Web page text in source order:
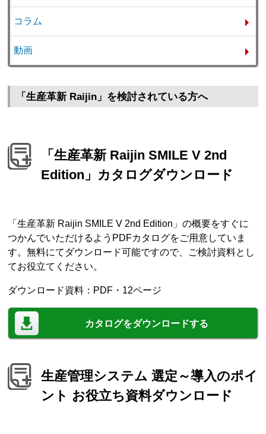
コラム
動画
「生産革新 Raijin」を検討されている方へ
「生産革新 Raijin SMILE V 2nd
Edition」カタログダウンロード
「生産革新 Raijin SMILE V 2nd Edition」の概要をすぐに
つかんでいただけるようPDFカタログをご用意していま
す。無料にてダウンロード可能ですので、ご検討資料とし
てお役立てください。
ダウンロード資料：PDF・12ページ
カタログをダウンロードする
生産管理システム 選定～導入のポイ
ント お役立ち資料ダウンロード